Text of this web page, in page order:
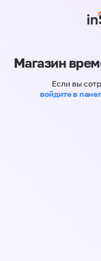
Магазин
Если вы
войдите в